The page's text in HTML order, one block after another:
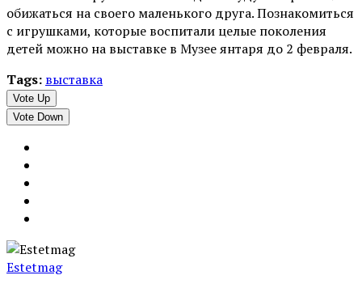
обижаться на своего маленького друга. Познакомиться
с игрушками, которые воспитали целые поколения
детей можно на выставке в Музее янтаря до 2 февраля.
Tags: выставка
Vote Up
Vote Down
Estetmag